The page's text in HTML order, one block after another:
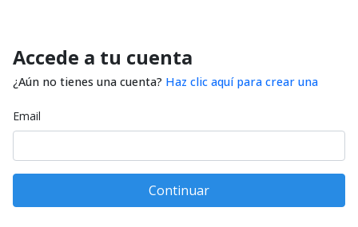
Accede a tu cuenta
¿Aún no tienes una cuenta? Haz clic aquí para crear una
Email
Continuar